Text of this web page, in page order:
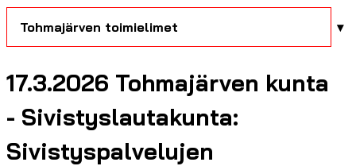
Tohmajärven toimielimet
17.3.2026 Tohmajärven kunta
- Sivistyslautakunta:
Sivistyspalvelujen